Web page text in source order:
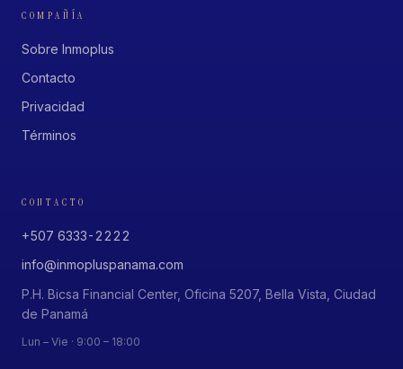
COMPAÑÍA
Sobre Inmoplus
Contacto
Privacidad
Términos
CONTACTO
+507 6333-2222
info@inmopluspanama.com
P.H. Bicsa Financial Center, Oficina 5207, Bella Vista, Ciudad
de Panamá
Lun – Vie · 9:00 – 18:00